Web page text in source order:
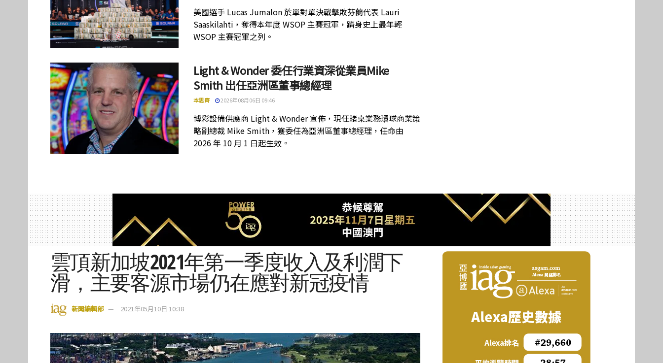
美國選手 Lucas Jumalon 於單對單決戰擊敗芬蘭代表 Lauri
Saaskilahti，奪得本年度 WSOP 主賽冠軍，躋身史上最年輕
WSOP 主賽冠軍之列。
Light & Wonder 委任行業資深從業員Mike
Smith 出任亞洲區董事總經理
本思齊 2026年08月06日 09:46
博彩設備供應商 Light & Wonder 宣佈，現任賭桌業務環球商業策
略副總裁 Mike Smith，獲委任為亞洲區董事總經理，任命由
2026 年 10 月 1 日起生效。
雲頂新加坡2021年第一季度收入及利潤下
滑，主要客源市場仍在應對新冠疫情
新聞編輯部 2021年05月10日 10:38